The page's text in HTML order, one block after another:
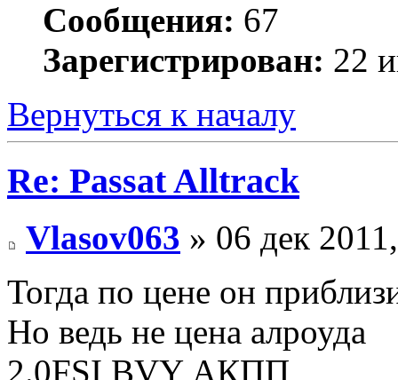
Сообщения: 67
Зарегистрирован: 22
Вернуться к началу
Re: Passat Alltrack
Vlasov063 » 06 дек
Тогда по цене он
Но ведь не цена алроуда
2.0FSI BVY АКПП